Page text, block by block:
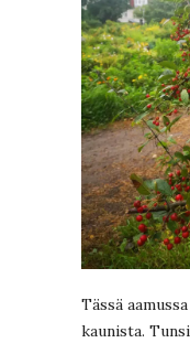
Tässä
kaunista.